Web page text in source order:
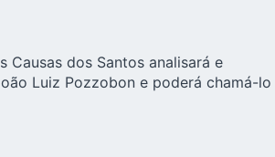
Causas dos Santos analisará e
Luiz Pozzobon e poderá chamá-lo